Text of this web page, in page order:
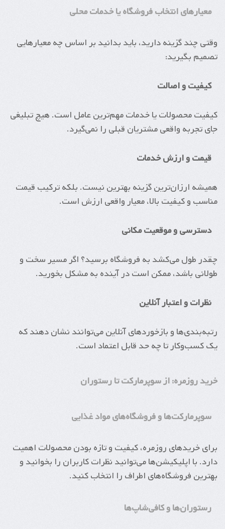
معیارهای انتخاب فروشگاه یا خدمات محلی
وقتی چند گزینه دارید، باید بدانید بر اساس چه معیارهایی
تصمیم بگیرید:
کیفیت و اصالت
کیفیت محصولات یا خدمات مهم‌ترین عامل است. هیچ تبلیغی
جای تجربه واقعی مشتریان قبلی را نمی‌گیرد.
قیمت و ارزش خدمات
همیشه ارزان‌ترین گزینه بهترین نیست. بلکه ترکیب قیمت
مناسب و کیفیت بالا، معیار واقعی ارزش است.
دسترسی و موقعیت مکانی
چقدر طول می‌کشد به فروشگاه برسید؟ اگر مسیر سخت و
طولانی باشد، ممکن است در آینده به مشکل بخورید.
نظرات و اعتبار آنلاین
رتبه‌بندی‌ها و بازخوردهای آنلاین می‌توانند نشان دهند که
یک کسب‌وکار تا چه حد قابل اعتماد است.
خرید روزمره: از سوپرمارکت تا رستوران
سوپرمارکت‌ها و فروشگاه‌های مواد غذایی
برای خریدهای روزمره، کیفیت و تازه بودن محصولات اهمیت
دارد. با اپلیکیشن‌ها می‌توانید نظرات کاربران را بخوانید و
بهترین فروشگاه‌های اطراف را انتخاب کنید.
رستوران‌ها و کافی‌شاپ‌ها